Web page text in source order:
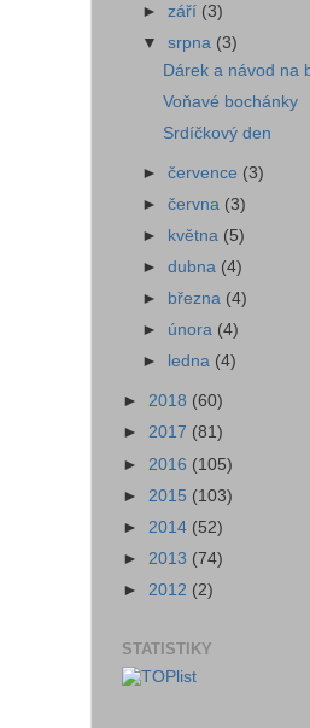
►září (3)
▼srpna (3)
Dárek a návod na
Voňavé bochánky
Srdíčkový den
►července (3)
►června (3)
►
května (5)
►dubna (4)
►
března (4)
► února (4)
►
ledna (4)
► 2018 (60)
► 2017 (81)
► 2016 (105)
► 2015 (103)
► 2014 (52)
► 2013 (74)
► 2012 (2)
STATISTIKY